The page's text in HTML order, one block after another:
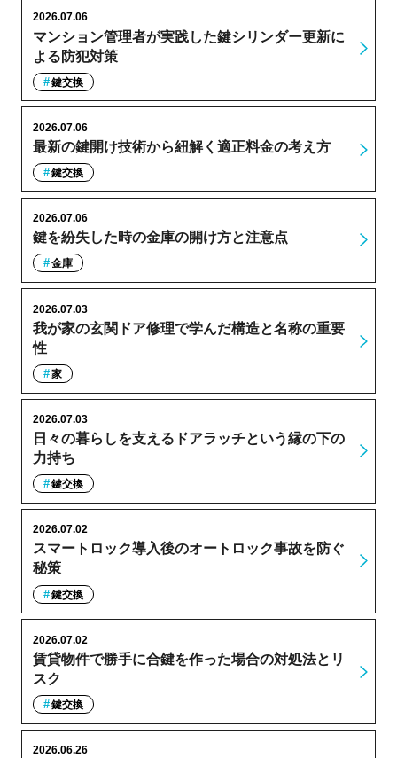
マンション管理者が実践した鍵シリンダー更新に
よる防犯対策
2026.07.06
鍵交換
最新の鍵開け技術から紐解く適正料金の考え方
2026.07.06
鍵交換
鍵を紛失した時の金庫の開け方と注意点
2026.07.06
金庫
我が家の玄関ドア修理で学んだ構造と名称の重要
性
2026.07.03
家
日々の暮らしを支えるドアラッチという縁の下の
力持ち
2026.07.03
鍵交換
スマートロック導入後のオートロック事故を防ぐ
秘策
2026.07.02
鍵交換
賃貸物件で勝手に合鍵を作った場合の対処法とリ
スク
2026.07.02
鍵交換
2026.06.26